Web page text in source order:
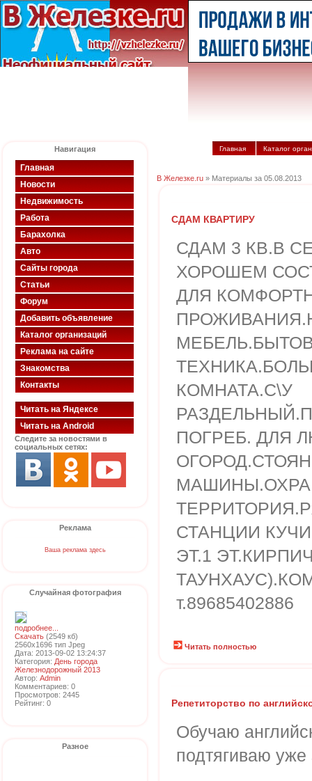
Навигация
Главная
Новости
Недвижимость
Работа
Барахолка
Авто
Сайты города
Статьи
Форум
Добавить объявление
Каталог организаций
Реклама на сайте
Знакомства
Контакты
Читать на Яндексе
Читать на Android
Следите за новостями в
социальных сетях:
Реклама
Ваша реклама здесь
Случайная фотография
подробнее...
Скачать (2549 кб)
2560x1696 тип Jpeg
Дата: 2013-09-02 13:24:37
Категория: День города
Железнодорожный 2013
Автор: Admin
Комментариев: 0
Просмотров: 2445
Рейтинг: 0
Разное
Главная Каталог
В Железке.ru » Материалы за 05.08.2013
СДАМ КВАРТИРУ
СДАМ 3 КВ.В
ХОРОШЕМ
ДЛЯ
КОМНАТА.С\У
ПОГРЕБ. ДЛЯ
СТАНЦИИ
ЭТ.1
т.89685402886
Читать полностью
Репетиторство по
Обучаю
подтягиваю